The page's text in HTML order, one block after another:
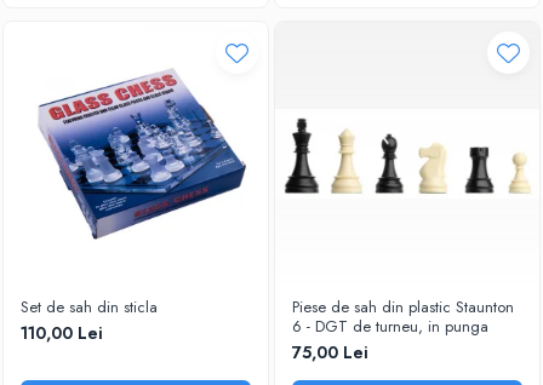
Sah Magnetic India
Set Sah + Table/backgammon
Seturi Sah
Ceasuri De Sah Digitale
Step 1
Set de sah din sticla
110,00 Lei
Piese de sah din plastic Staunton
6 - DGT de turneu, in punga
75,00 Lei